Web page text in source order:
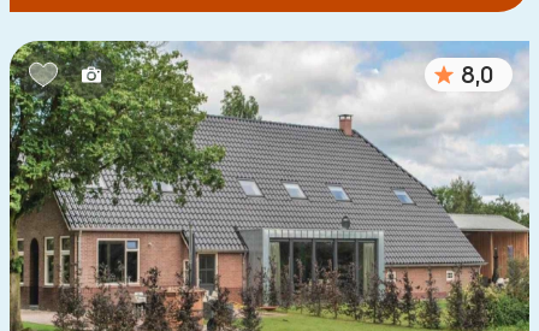
Schlafzimmern:
1 2 3 4 5
Badezimmer:
1 2 3 5
8,0